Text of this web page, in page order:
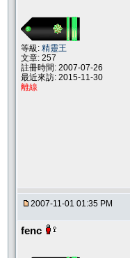
等級: 精靈王
文章: 257
註冊時間: 2007-07-26
最近來訪: 2015-11-30
離線
2007-11-01 01:35 PM
fenc